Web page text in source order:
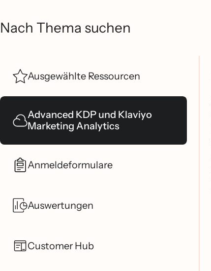
Nach Thema suchen
Ausgewählte Ressourcen
Advanced KDP und Klaviyo
Marketing Analytics
Anmeldeformulare
Auswertungen
Customer Hub